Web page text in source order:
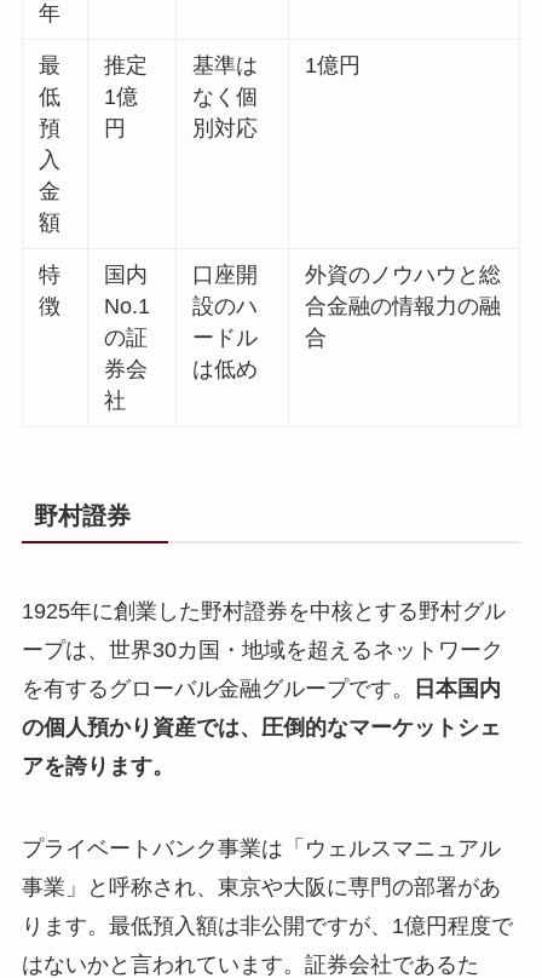
年
最
低
預
入
金
額
推定
1億
円
基準は
なく個
別対応
1億円
特
徴
国内
No.1
の証
券会
社
口座開
設のハ
ードル
は低め
外資のノウハウと総
合金融の情報力の融
合
野村證券
1925年に創業した野村證券を中核とする野村グル
ープは、世界30カ国・地域を超えるネットワーク
を有するグローバル金融グループです。
日本国内
の個人預かり資産では、圧倒的なマーケットシェ
アを誇ります。
プライベートバンク事業は「ウェルスマニュアル
事業」と呼称され、東京や大阪に専門の部署があ
ります。最低預入額は非公開ですが、1億円程度で
はないかと言われています。証券会社であるた